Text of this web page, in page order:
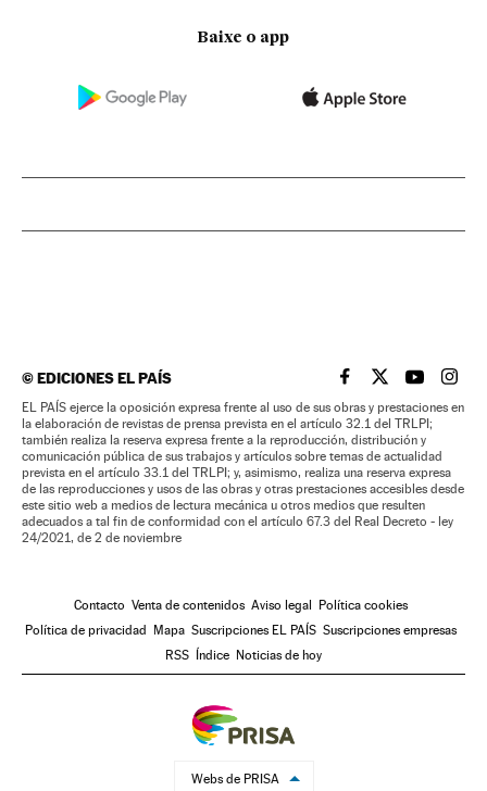
Baixe o app
©EDICIONES EL PAÍS EL PAÍS BRASIL EN
EL PAÍSEL PAÍS
EL
EL PAÍS ejerce la oposición expresa frente al uso de sus obras y prestaciones en
la elaboración de revistas de prensa prevista en el artículo 32.1 del TRLPI;
también realiza la reserva expresa frente a la reproducción, distribución y
comunicación pública de sus trabajos y artículos sobre temas de actualidad
prevista en el artículo 33.1 del TRLPI; y, asimismo, realiza una reserva expresa
de las reproducciones y usos de las obras y otras prestaciones accesibles desde
este sitio web a medios de lectura mecánica u otros medios que resulten
adecuados a tal fin de conformidad con el artículo 67.3 del Real Decreto - ley
24/2021, de 2 de noviembre
Contacto Venta de contenidos Aviso legal
Política cookies
Política de privacidad
Mapa Suscripciones EL PAÍS Suscripciones empresas
RSS
Índice Noticias de hoy
Webs de PRISA